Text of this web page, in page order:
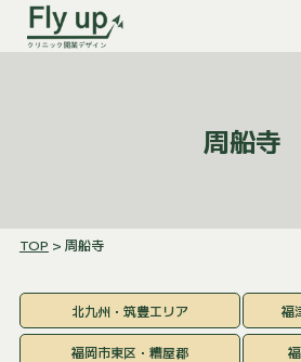
周船寺
TOP > 周船寺
北九州・筑豊エリア 福
福岡市東区・糟屋郡